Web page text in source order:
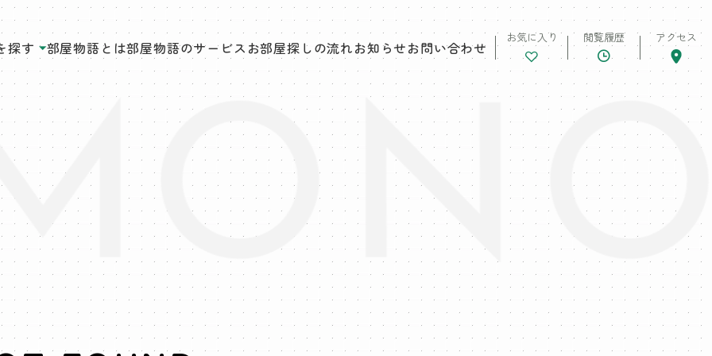
探す 部屋物語とは部屋物語のサービス お部屋探しの流れお知らせお問い合わせ
お気に入り 閲覧履歴 アクセス